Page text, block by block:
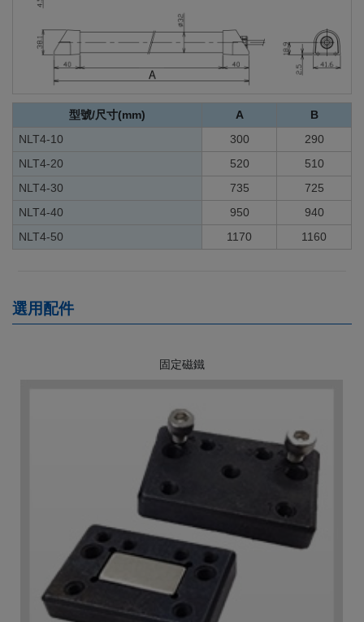
型號/尺寸(mm) A
B
NLT4-10
300
290
NLT4-20
520
510
NLT4-30
735
725
NLT4-40
950
940
NLT4-50
1170 1160
選用配件
固定磁鐵